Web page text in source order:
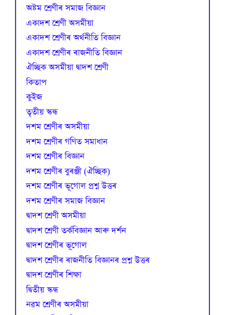
অষ্টম শ্ৰেণীৰ সমাজ বিজ্ঞান
একাদশ শ্ৰেণী অসমীয়া
একাদশ শ্ৰেণীৰ অৰ্থনীতি বিজ্ঞান
একাদশ শ্ৰেণীৰ ৰাজনীতি বিজ্ঞান
ঐচ্ছিক অসমীয়া দ্বাদশ শ্ৰেণী
কিতাপ
কুইজ
তৃতীয় স্কন্ধ
দশম শ্ৰেণীৰ অসমীয়া
দশম শ্ৰেণীৰ গণিত সমাধান
দশম শ্ৰেণীৰ বিজ্ঞান
দশম শ্ৰেণীৰ বুৰঞ্জী (ঐচ্ছিক)
দশম শ্ৰেণীৰ ভূগোল প্ৰশ্ন উত্তৰ
দশম শ্ৰেণীৰ সমাজ বিজ্ঞান
দ্বাদশ শ্ৰেণী অসমীয়া
দ্বাদশ শ্ৰেণী তৰ্কবিজ্ঞান আৰু দৰ্শন
দ্বাদশ শ্ৰেণীৰ ভূগোল
দ্বাদশ শ্ৰেণীৰ ৰাজনীতি বিজ্ঞানৰ প্ৰশ্ন উত্তৰ
দ্বাদশ শ্ৰেণীৰ শিক্ষা
দ্বিতীয় স্কন্ধ
নৱম শ্ৰেণীৰ অসমীয়া